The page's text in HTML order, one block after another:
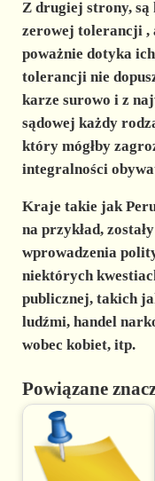
Z drugiej strony,
zerowej tolerancji,
poważnie dotyka
tolerancji nie
karze surowo i z
sądowej każdy
który mógłby
integralności
Kraje takie jak
na przykład,
wprowadzenia
niektórych
publicznej, takich
ludźmi, handel
wobec kobiet, itp.
Powiązane